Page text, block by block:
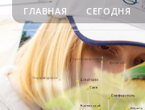
ГЛАВНАЯ СЕГОДНЯ